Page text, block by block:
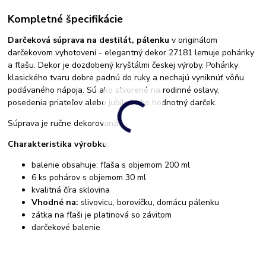
Kompletné špecifikácie
Darčeková súprava na destilát, pálenkuv originálom
darčekovom vyhotovení - elegantný dekor 27181 lemuje poháriky
a fľašu. Dekor je dozdobený kryštálmi českej výroby. Poháriky
klasického tvaru dobre padnú do ruky a nechajú vyniknúť vôňu
podávaného nápoja. Sú ako stvorené na rodinné oslavy,
posedenia priateľov alebo jubileá ako hodnotný darček.
Súprava je ručne dekorovaná.
Charakteristika výrobku:
balenie obsahuje: fľaša s objemom 200 ml
6 ks pohárov s objemom 30 ml
kvalitná číra sklovina
Vhodné na: slivovicu, borovičku, domácu pálenku
zátka na fľaši je platinová so závitom
darčekové balenie